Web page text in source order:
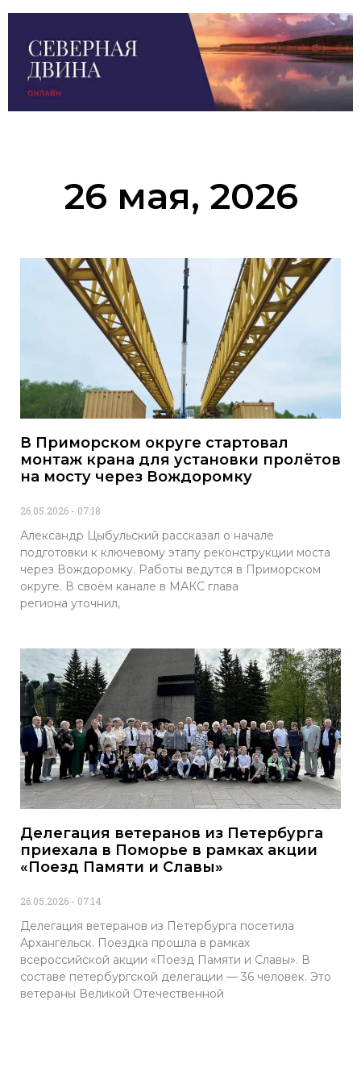
26 мая, 2026
В Приморском округе стартовал
монтаж крана для установки пролётов
на мосту через Вождоромку
26.05.2026 07:18
Александр Цыбульский рассказал о начале
подготовки к ключевому этапу реконструкции моста
через Вождоромку. Работы ведутся в Приморском
округе. В своём канале в МАКС глава
региона уточнил,
Делегация ветеранов из Петербурга
приехала в Поморье в рамках акции
«Поезд Памяти и Славы»
26.05.2026 07:14
Делегация ветеранов из Петербурга посетила
Архангельск. Поездка прошла в рамках
всероссийской акции «Поезд Памяти и Славы». В
составе петербургской делегации — 36 человек. Это
ветераны Великой Отечественной